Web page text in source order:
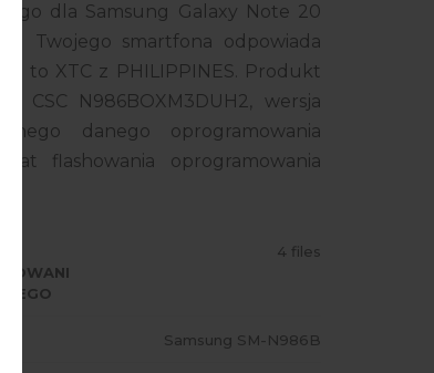
dla Samsung Galaxy Note 20
Twojego smartfona odpowiada
to XTC z PHILIPPINES. Produkt
CSC N986BOXM3DUH2, wersja
danego oprogramowania
flashowania oprogramowania
4 files
Samsung SM-N986B